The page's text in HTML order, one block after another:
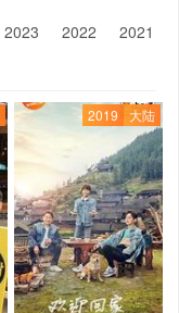
2023 2022 2021
2019 大陆